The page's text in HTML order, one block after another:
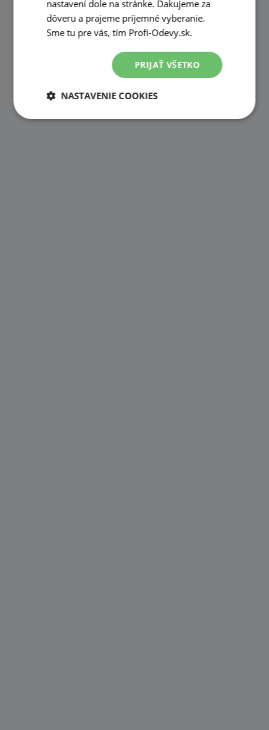
nastavení dole na stránke. Ďakujeme za
dôveru a prajeme príjemné vyberanie.
Sme tu pre vás, tím Profi-Odevy.sk.
PRIJAŤ VŠETKO
NASTAVENIE COOKIES